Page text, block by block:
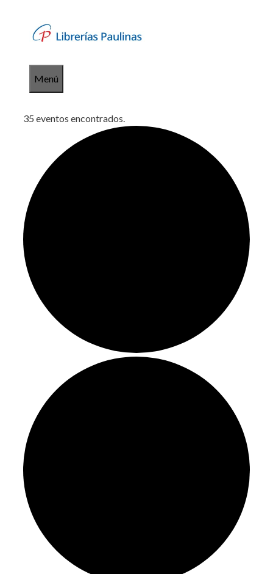
contenido
Menú
35 eventos encontrados.